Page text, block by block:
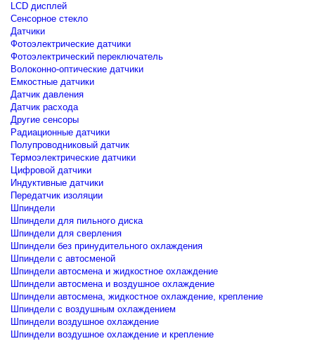
LCD дисплей
Сенсорное стекло
Датчики
Фотоэлектрические датчики
Фотоэлектрический переключатель
Волоконно-оптические датчики
Емкостные датчики
Датчик давления
Датчик расхода
Другие сенсоры
Радиационные датчики
Полупроводниковый датчик
Термоэлектрические датчики
Цифровой датчики
Индуктивные датчики
Передатчик изоляции
Шпиндели
Шпиндели для пильного диска
Шпиндели для сверления
Шпиндели без принудительного охлаждения
Шпиндели с автосменой
Шпиндели автосмена и жидкостное охлаждение
Шпиндели автосмена и воздушное охлаждение
Шпиндели автосмена, жидкостное охлаждение, крепление
Шпиндели с воздушным охлаждением
Шпиндели воздушное охлаждение
Шпиндели воздушное охлаждение и крепление